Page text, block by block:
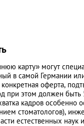
карту» могут
в самой Германии
оферта,
этом должен быть
кадров особенно
стоматологов),
естественных